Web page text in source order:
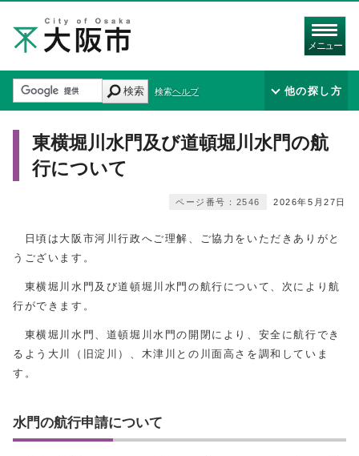
メニュー
検索 検索ヘルプ 他の探し方
東横堀川水門及び道頓堀川水門の航
行について
2026年5月27日
ページ番号：2546
日頃は大阪市河川行政へご理解、ご協力をいただきありがと
うございます。
東横堀川水門及び道頓堀川水門の航行について、次により航
行ができます。
東横堀川水門、道頓堀川水門の開閉により、安全に航行でき
るよう大川（旧淀川）、木津川との川面高さを調和していま
す。
水門の航行申請について